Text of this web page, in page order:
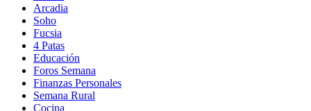
Arcadia
Soho
in
new
window
Fucsia
in
new
window
4 Patas
Educación
Foros Semana
Finanzas Personales
Semana Rural
Cocina